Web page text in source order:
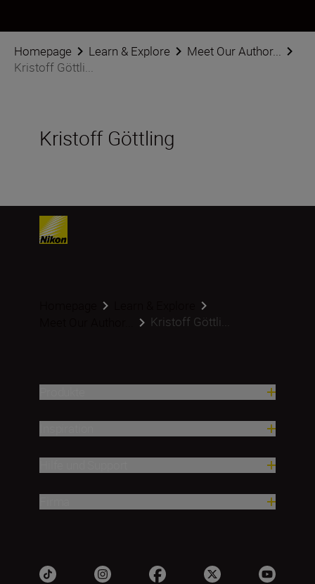
Homepage Learn & Explore
Meet Our Author...
Kristoff Göttli...
Kristoff Göttling
Kristoff Göttli...